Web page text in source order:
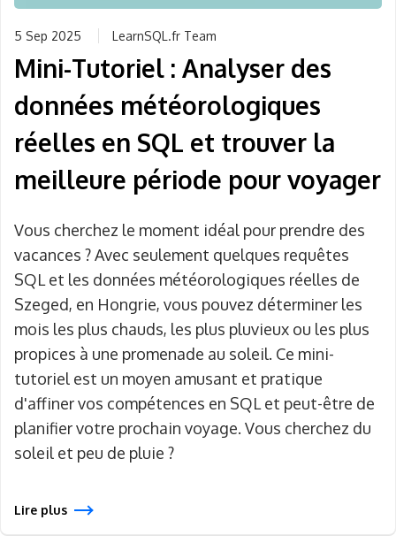
5 Sep 2025 LearnSQL.fr Team
Mini-Tutoriel : Analyser des
données météorologiques
réelles en SQL et trouver la
meilleure période pour voyager
Vous cherchez le moment idéal pour prendre des
vacances ? Avec seulement quelques requêtes
SQL et les données météorologiques réelles de
Szeged, en Hongrie, vous pouvez déterminer les
mois les plus chauds, les plus pluvieux ou les plus
propices à une promenade au soleil. Ce mini-
tutoriel est un moyen amusant et pratique
d'affiner vos compétences en SQL et peut-être de
planifier votre prochain voyage. Vous cherchez du
soleil et peu de pluie ?
Lire plus